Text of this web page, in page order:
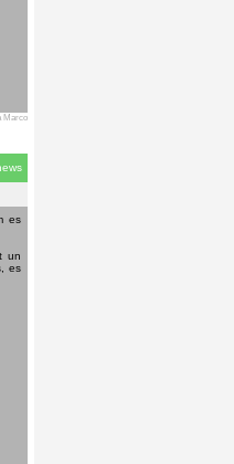
Marco
es
un
es